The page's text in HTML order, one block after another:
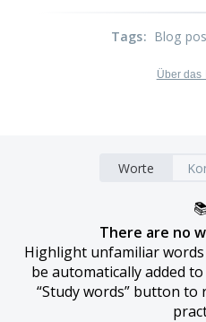
Tags: Blog
Über das
Worte
There are no
Highlight unfamiliar
be automatically added
“Study words” button